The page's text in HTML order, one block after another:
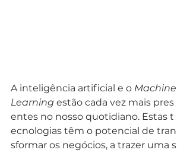
A inteligência artificial e o Machine
Learning estão cada vez mais pres
entes no nosso quotidiano. Estas t
ecnologias têm o potencial de tran
sformar os negócios, a trazer uma s